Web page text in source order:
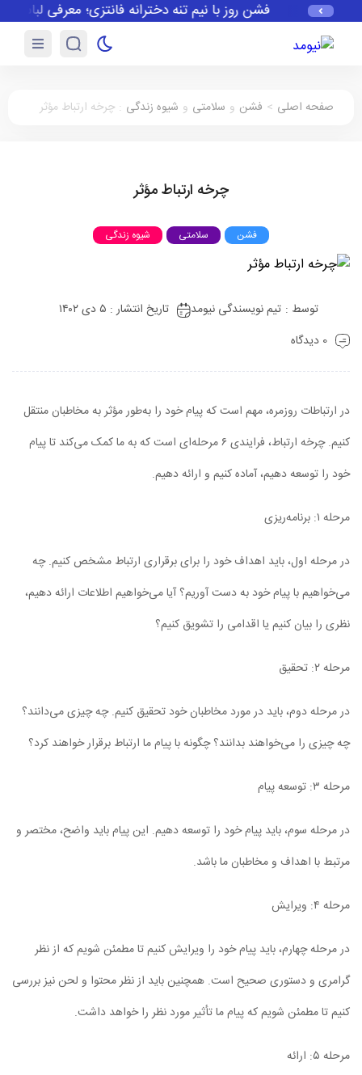
فشن روز با نیم تنه دخترانه فانتزی؛ معرفی لباس
صفحه اصلی > فشن و سلامتی و شیوه زندگی : چرخه ارتباط مؤثر
چرخه ارتباط مؤثر
فشن سلامتی شیوه زندگی
توسط : تیم نویسندگی نیومد
تاریخ انتشار : ۵ دی ۱۴۰۲
0 دیدگاه
در ارتباطات روزمره، مهم است که پیام خود را به‌طور مؤثر به مخاطبان منتقل
کنیم. چرخه ارتباط، فرایندی ۶ مرحله‌ای است که به ما کمک می‌کند تا پیام
خود را توسعه دهیم، آماده کنیم و ارائه دهیم.
مرحله ۱: برنامه‌ریزی
در مرحله اول، باید اهداف خود را برای برقراری ارتباط مشخص کنیم. چه
می‌خواهیم با پیام خود به دست آوریم؟ آیا می‌خواهیم اطلاعات ارائه دهیم،
نظری را بیان کنیم یا اقدامی را تشویق کنیم؟
مرحله ۲: تحقیق
در مرحله دوم، باید در مورد مخاطبان خود تحقیق کنیم. چه چیزی می‌دانند؟
چه چیزی را می‌خواهند بدانند؟ چگونه با پیام ما ارتباط برقرار خواهند کرد؟
مرحله ۳: توسعه پیام
در مرحله سوم، باید پیام خود را توسعه دهیم. این پیام باید واضح، مختصر و
مرتبط با اهداف و مخاطبان ما باشد.
مرحله ۴: ویرایش
در مرحله چهارم، باید پیام خود را ویرایش کنیم تا مطمئن شویم که از نظر
گرامری و دستوری صحیح است. همچنین باید از نظر محتوا و لحن نیز بررسی
کنیم تا مطمئن شویم که پیام ما تأثیر مورد نظر را خواهد داشت.
مرحله ۵: ارائه